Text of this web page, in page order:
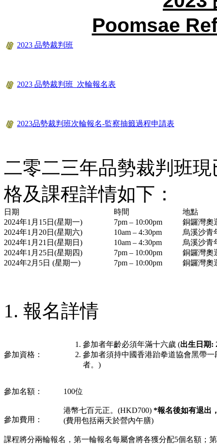
Poomsae
2023 品勢裁判班
2023 品勢裁判班_次輪報名表
2023品勢裁判班次輪報名-監察抽籤過程申請表
二零二三年品勢裁判班
格及課程詳情如下：
日期 時間
地點
2024年1月15日(星期一)
7pm – 10:00pm
銅鑼灣奧
2024年1月20日(星期六)
10am – 4:30pm
烏溪沙青
2024年1月21日(星期日)
10am – 4:30pm
烏溪沙青
2024年1月25日(星期四)
7pm – 10:00pm
銅鑼灣奧
2024年2月5日 (星期一)
7pm – 10:00pm 銅鑼灣奧
報名詳情
參加資格：
參加者年齡必須年滿十六歲 (出生日期:
參加者須持中國香港跆拳道協會黑帶
者。)
參加名額： 100位
參加費用：
港幣七百元正。(HKD700) *報名後如有退出
(費用包括兩天於營內午膳)
課程將分兩輪報名，第一輪報名每屬會將各獲分配5個名額；